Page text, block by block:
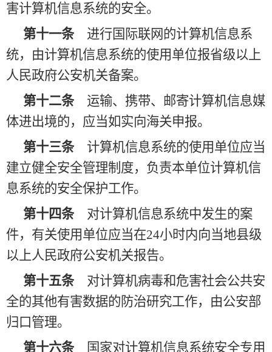
害计算机信息系统的安全。
第十一条 进行国际联网的计算机信息系
统，由计算机信息系统的使用单位报省级以上
人民政府公安机关备案。
第十二条 运输、携带、邮寄计算机信息媒
体进出境的，应当如实向海关申报。
第十三条 计算机信息系统的使用单位应当
建立健全安全管理制度，负责本单位计算机信
息系统的安全保护工作。
第十四条 对计算机信息系统中发生的案
件，有关使用单位应当在24小时内向当地县级
以上人民政府公安机关报告。
第十五条 对计算机病毒和危害社会公共安
全的其他有害数据的防治研究工作，由公安部
归口管理。
第十六条 国家对计算机信息系统安全专用